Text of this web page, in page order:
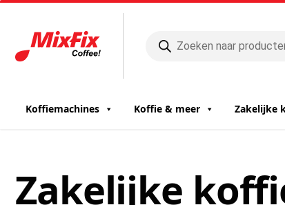
zoeken
Koffiemachines Koffie & meer Zakelijke
Zakelijke